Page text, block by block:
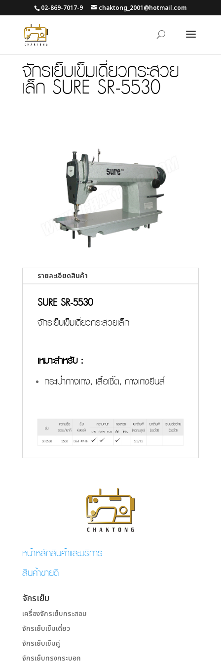
02-869-7017-9 chaktong_2001@hotmail.com
จักรเย็บเข็มเดี่ยวกระสวย
เล็ก SURE SR-5530
รายละเอียดสินค้า
SURE SR-5530
จักรเย็บเข็มเดี่ยวกระสวยเล็ก
เหมาะสำหรับ :
กระเป๋ากางเกง, เสื้อเชิ๊ต, กางเกงยีนส์
หน้าหลักสินค้าและบริการ
สินค้าขายดี
จักรเย็บ
เครื่องจักรเย็บกระสอบ
จักรเย็บเข็มเดี่ยว
จักรเย็บเข็มคู่
จักรเย็บทรงกระบอก